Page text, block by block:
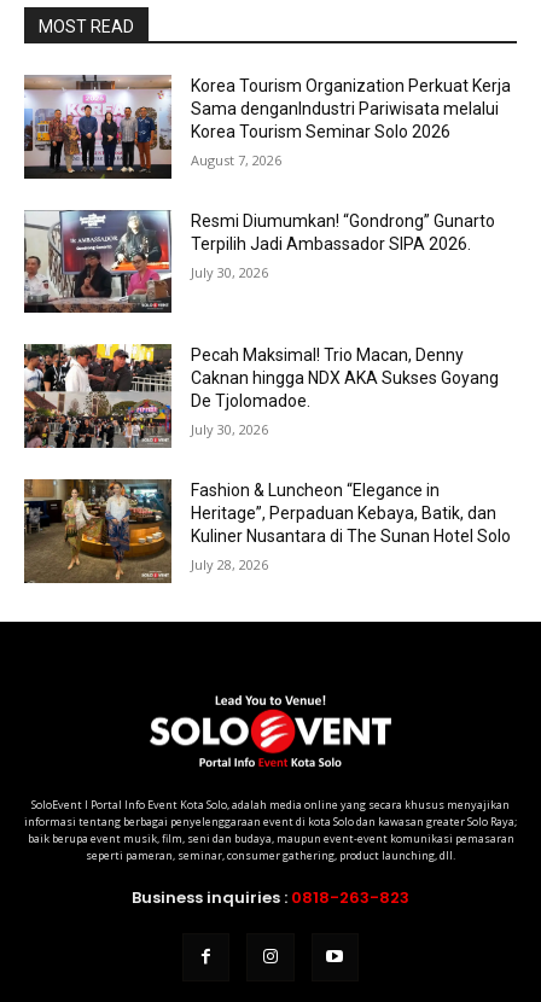
MOST READ
Korea Tourism Organization Perkuat Kerja
Sama denganIndustri Pariwisata melalui
Korea Tourism Seminar Solo 2026
August 7, 2026
Resmi Diumumkan! “Gondrong” Gunarto
Terpilih Jadi Ambassador SIPA 2026.
July 30, 2026
Pecah Maksimal! Trio Macan, Denny
Caknan hingga NDX AKA Sukses Goyang
De Tjolomadoe.
July 30, 2026
Fashion & Luncheon “Elegance in
Heritage”, Perpaduan Kebaya, Batik, dan
Kuliner Nusantara di The Sunan Hotel Solo
July 28, 2026
SoloEvent I Portal Info Event Kota Solo, adalah media online yang secara khusus menyajikan
informasi tentang berbagai penyelenggaraan event di kota Solo dan kawasan greater Solo Raya;
baik berupa event musik, film, seni dan budaya, maupun event-event komunikasi pemasaran
seperti pameran, seminar, consumer gathering, product launching, dll.
Business inquiries : 0818-263-823